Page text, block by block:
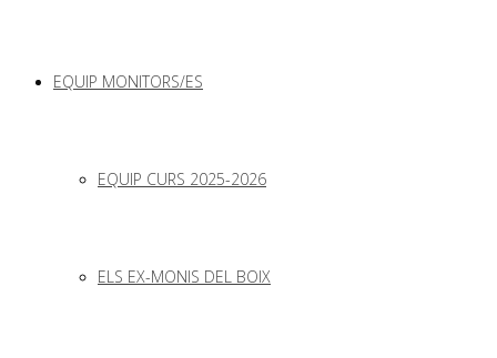
EQUIP MONITORS/ES
EQUIP CURS 2025-2026
ELS EX-MONIS DEL BOIX